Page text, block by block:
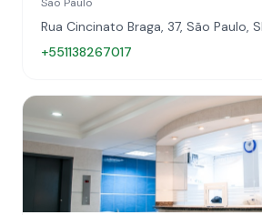
Rua Cincinato Braga, 37, São Paulo,
+551138267017